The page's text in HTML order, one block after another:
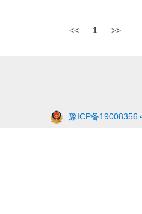
<< 1 >>
豫ICP备19008356